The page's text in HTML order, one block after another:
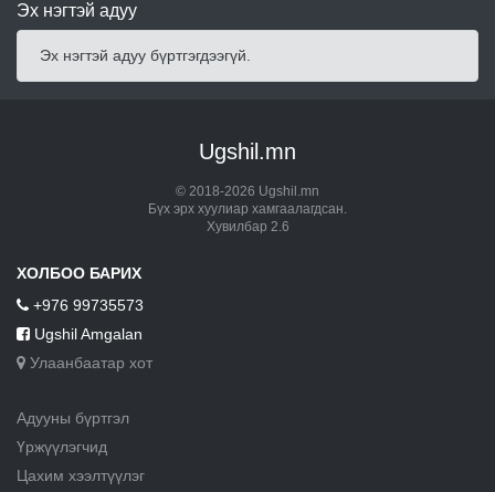
Эх нэгтэй адуу
Эх нэгтэй адуу бүртгэгдээгүй.
Ugshil.mn
© 2018-2026 Ugshil.mn
Бүх эрх хуулиар хамгаалагдсан.
Хувилбар 2.6
ХОЛБОО БАРИХ
+976 99735573
Ugshil Amgalan
Улаанбаатар хот
Адууны бүртгэл
Үржүүлэгчид
Цахим хээлтүүлэг